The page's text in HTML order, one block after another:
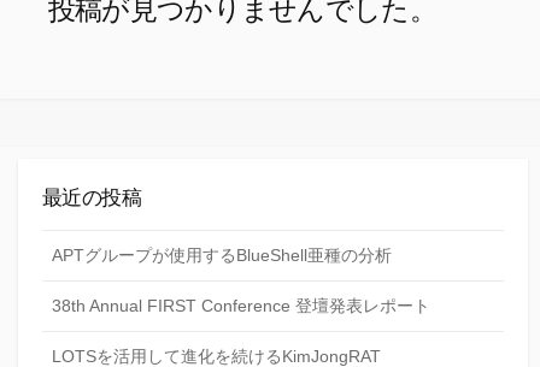
投稿が見つかりませんでした。
最近の投稿
APTグループが使用するBlueShell亜種の分析
38th Annual FIRST Conference 登壇発表レポート
LOTSを活用して進化を続けるKimJongRAT